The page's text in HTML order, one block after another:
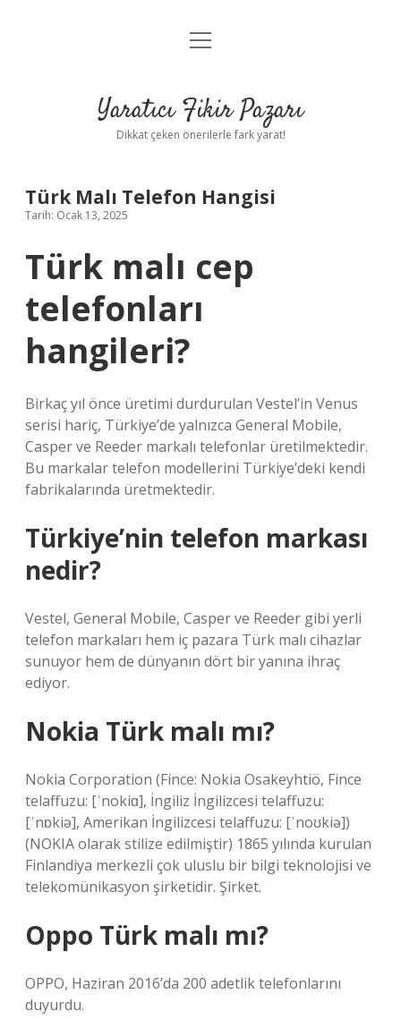
Anasayfa
Yasal Uyarı
menüyü
Yaratıcı Fikir Pazarı
Dikkat çeken önerilerle fark yarat!
Türk Malı Telefon Hangisi
Tarih: Ocak 13, 2025
Türk malı cep
telefonları
hangileri?
Birkaç yıl önce üretimi durdurulan Vestel’in Venus
serisi hariç, Türkiye’de yalnızca General Mobile,
Casper ve Reeder markalı telefonlar üretilmektedir.
Bu markalar telefon modellerini Türkiye’deki kendi
fabrikalarında üretmektedir.
Türkiye’nin telefon markası
nedir?
Vestel, General Mobile, Casper ve Reeder gibi yerli
telefon markaları hem iç pazara Türk malı cihazlar
sunuyor hem de dünyanın dört bir yanına ihraç
ediyor.
Nokia Türk malı mı?
Nokia Corporation (Fince: Nokia Osakeyhtiö, Fince
telaffuzu: [ˈnokiɑ], İngiliz İngilizcesi telaffuzu:
[ˈnɒkiə], Amerikan İngilizcesi telaffuzu: [ˈnoʊkiə])
(NOKIA olarak stilize edilmiştir) 1865 yılında kurulan
Finlandiya merkezli çok uluslu bir bilgi teknolojisi ve
telekomünikasyon şirketidir. Şirket.
Oppo Türk malı mı?
OPPO, Haziran 2016’da 200 adetlik telefonlarını
duyurdu.